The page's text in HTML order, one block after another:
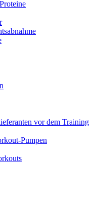
vor dem Training
Pumpen